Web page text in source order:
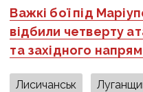
Важкі бої під
відбили четверту
та західного
Лисичанськ